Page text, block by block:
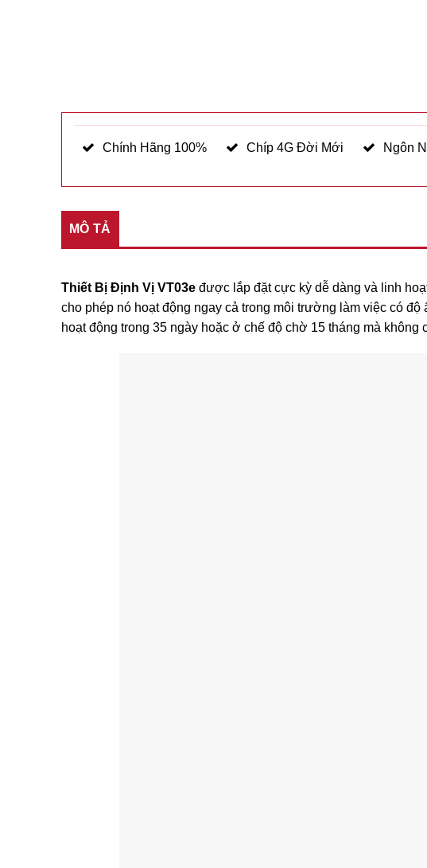
Chính Hãng 100% Chíp 4G Đời Mới Ngôn
MÔ TẢ
Thiết Bị Định Vị VT03e được lắp đặt cực kỳ dễ dàng và linh
cho phép nó hoạt động ngay cả trong môi trường làm việc có
hoạt động trong 35 ngày hoặc ở chế độ chờ 15 tháng mà không